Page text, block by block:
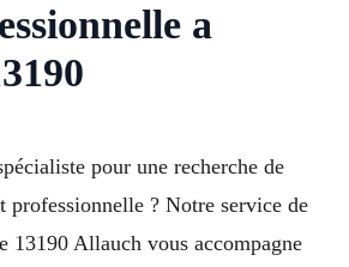
a
pour une recherche de
professionnelle ? Notre service de
13190 Allauch vous accompagne